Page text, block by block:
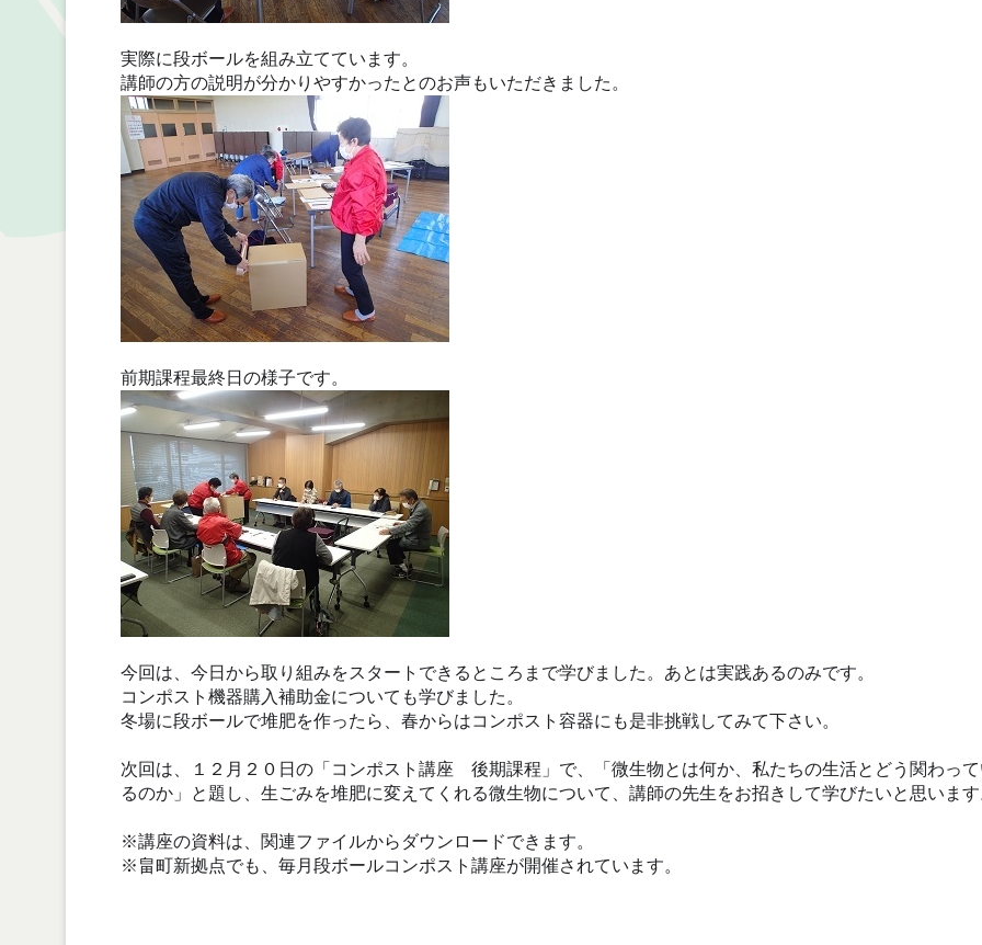
実際に段ボールを組み立てています。
講師の方の説明が分かりやすかったとのお声もいただきました。
前期課程最終日の様子です。
今回は、今日から取り組みをスタートできるところまで学びました。あとは実践あるのみです。
コンポスト機器購入補助金についても学びました。
冬場に段ボールで堆肥を作ったら、春からはコンポスト容器にも是非挑戦してみて下さい。
次回は、１２月２０日の「コンポスト講座 後期課程」で、「微生物とは何か、私たちの生活とどう関わっ
るのか」と題し、生ごみを堆肥に変えてくれる微生物について、講師の先生をお招きして学びたいと思いま
※講座の資料は、関連ファイルからダウンロードできます。
※畠町新拠点でも、毎月段ボールコンポスト講座が開催されています。